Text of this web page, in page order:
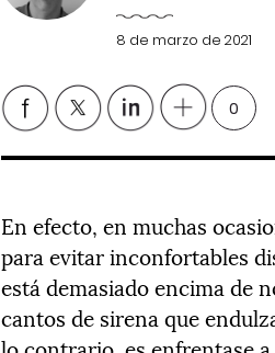
8 de marzo de 2021
0
En efecto, en muchas
para evitar inconfortables
está demasiado encima de
cantos de sirena que